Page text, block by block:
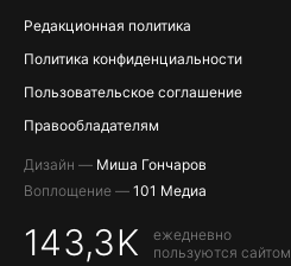
Редакционная политика
Политика конфиденциальности
Пользовательское соглашение
Правообладателям
Дизайн — Миша Гончаров
Воплощение — 101 Медиа
143,3K
ежедневно
пользуются сайтом